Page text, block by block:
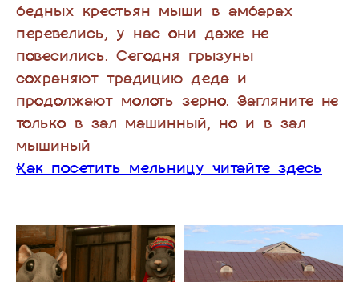
бедных крестьян мыши в амбарах
перевелись, у нас они даже не
повесились. Сегодня грызуны
сохраняют традицию деда и
продолжают молоть зерно. Загляните не
только в зал машинный, но и в зал
мышиный
Как посетить мельницу читайте здесь